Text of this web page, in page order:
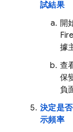
試結果
開
據
查
保
負
決定是
示頻率